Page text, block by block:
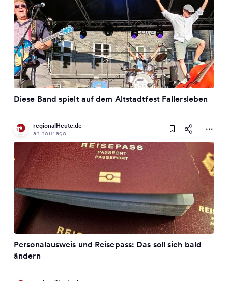
Diese Band spielt auf dem Altstadtfest Fallersleben
regionalHeute.de
an hour ago
Personalausweis und Reisepass: Das soll sich bald
ändern